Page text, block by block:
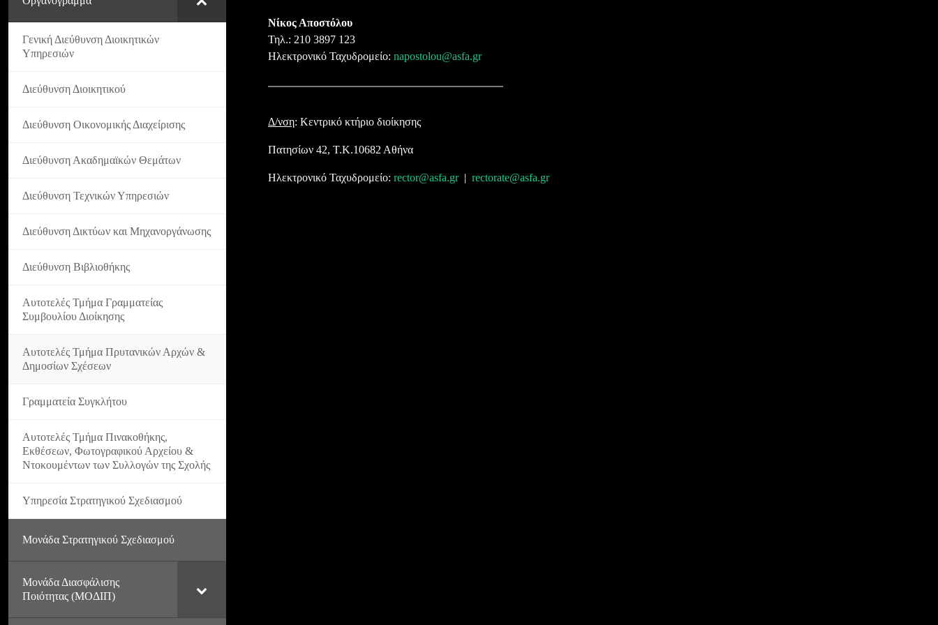
Γενική Διεύθυνση Διοικητικών
Υπηρεσιών
Διεύθυνση Διοικητικού
Διεύθυνση Οικονομικής Διαχείρισης
Διεύθυνση Ακαδημαϊκών Θεμάτων
Διεύθυνση Τεχνικών Υπηρεσιών
Διεύθυνση Δικτύων και Μηχανοργάνωσης
Διεύθυνση Βιβλιοθήκης
Αυτοτελές Τμήμα Γραμματείας
Συμβουλίου Διοίκησης
Αυτοτελές Τμήμα Πρυτανικών Αρχών &
Δημοσίων Σχέσεων
Γραμματεία Συγκλήτου
Αυτοτελές Τμήμα Πινακοθήκης,
Εκθέσεων, Φωτογραφικού Αρχείου &
Ντοκουμέντων των Συλλογών της Σχολής
Υπηρεσία Στρατηγικού Σχεδιασμού
Μονάδα Στρατηγικού Σχεδιασμού
Μονάδα Διασφάλισης
Ποιότητας (ΜΟΔΙΠ)
Νίκος Αποστόλου
Τηλ.: 210 3897 123
Ηλεκτρονικό Ταχυδρομείο: napostolou@asfa.gr
Δ/νση: Κεντρικό κτήριο διοίκησης
Πατησίων 42, Τ.Κ.10682 Αθήνα
Ηλεκτρονικό Ταχυδρομείο: rector@asfa.gr| rectorate@asfa.gr